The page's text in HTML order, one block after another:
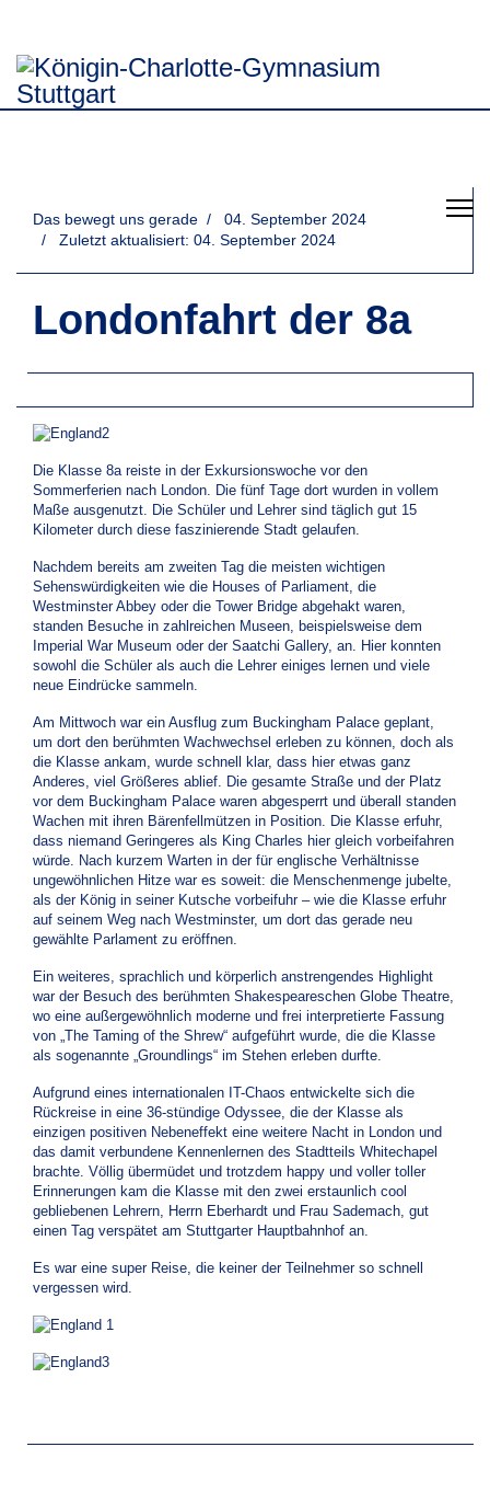
Das bewegt uns gerade
04. September 2024
Zuletzt aktualisiert: 04. September 2024
Londonfahrt der 8a
Die Klasse 8a reiste in der Exkursionswoche vor den
Sommerferien nach London. Die fünf Tage dort wurden in vollem
Maße ausgenutzt. Die Schüler und Lehrer sind täglich gut 15
Kilometer durch diese faszinierende Stadt gelaufen.
Nachdem bereits am zweiten Tag die meisten wichtigen
Sehenswürdigkeiten wie die Houses of Parliament, die
Westminster Abbey oder die Tower Bridge abgehakt waren,
standen Besuche in zahlreichen Museen, beispielsweise dem
Imperial War Museum oder der Saatchi Gallery, an. Hier konnten
sowohl die Schüler als auch die Lehrer einiges lernen und viele
neue Eindrücke sammeln.
Am Mittwoch war ein Ausflug zum Buckingham Palace geplant,
um dort den berühmten Wachwechsel erleben zu können, doch als
die Klasse ankam, wurde schnell klar, dass hier etwas ganz
Anderes, viel Größeres ablief. Die gesamte Straße und der Platz
vor dem Buckingham Palace waren abgesperrt und überall standen
Wachen mit ihren Bärenfellmützen in Position. Die Klasse erfuhr,
dass niemand Geringeres als King Charles hier gleich vorbeifahren
würde. Nach kurzem Warten in der für englische Verhältnisse
ungewöhnlichen Hitze war es soweit: die Menschenmenge jubelte,
als der König in seiner Kutsche vorbeifuhr – wie die Klasse erfuhr
auf seinem Weg nach Westminster, um dort das gerade neu
gewählte Parlament zu eröffnen.
Ein weiteres, sprachlich und körperlich anstrengendes Highlight
war der Besuch des berühmten Shakespeareschen Globe Theatre,
wo eine außergewöhnlich moderne und frei interpretierte Fassung
von „The Taming of the Shrew“ aufgeführt wurde, die die Klasse
als sogenannte „Groundlings“ im Stehen erleben durfte.
Aufgrund eines internationalen IT-Chaos entwickelte sich die
Rückreise in eine 36-stündige Odyssee, die der Klasse als
einzigen positiven Nebeneffekt eine weitere Nacht in London und
das damit verbundene Kennenlernen des Stadtteils Whitechapel
brachte. Völlig übermüdet und trotzdem happy und voller toller
Erinnerungen kam die Klasse mit den zwei erstaunlich cool
gebliebenen Lehrern, Herrn Eberhardt und Frau Sademach, gut
einen Tag verspätet am Stuttgarter Hauptbahnhof an.
Es war eine super Reise, die keiner der Teilnehmer so schnell
vergessen wird.